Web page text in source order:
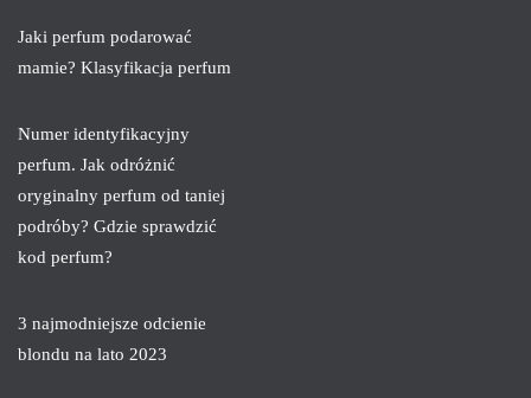
Jaki perfum podarować
mamie? Klasyfikacja perfum
Numer identyfikacyjny
perfum. Jak odróżnić
oryginalny perfum od taniej
podróby? Gdzie sprawdzić
kod perfum?
3 najmodniejsze odcienie
blondu na lato 2023